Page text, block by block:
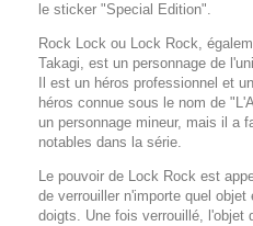
le sticker "Special Edition".
Rock Lock ou Lock Rock,
Takagi, est un personnage de
Il est un héros professionnel et
héros connue sous le nom de
un personnage mineur, mais il a
notables dans la série.
Le pouvoir de Lock Rock est
de verrouiller n'importe quel
doigts. Une fois verrouillé, l'objet